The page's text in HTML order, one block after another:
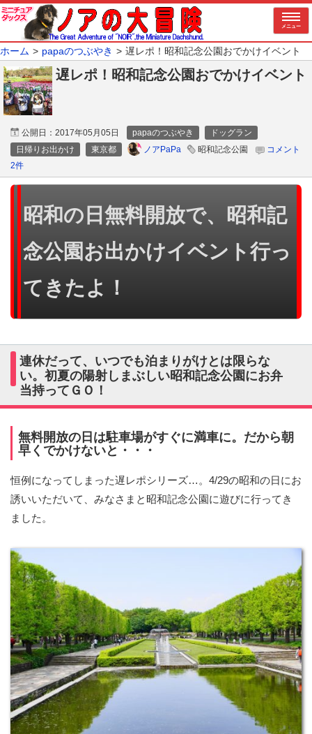
メニュー
ホーム papaのつぶやき 遅レポ！昭和記念公園おでかけイベント
遅レポ！昭和記念公園おでかけイベント
公開日： 2017年05月05日 papaのつぶやき
ドッグラン
日帰りお出かけ
東京都 ノアPaPa 昭和記念公園
コメント
2件
昭和の日無料開放で、昭和記
念公園お出かけイベント行っ
てきたよ！
連休だって、いつでも泊まりがけとは限らな
い。初夏の陽射しまぶしい昭和記念公園にお弁
当持ってＧＯ！
無料開放の日は駐車場がすぐに満車に。だから朝
早くでかけないと・・・
恒例になってしまった遅レポシリーズ…。4/29の昭和の日にお
誘いいただいて、みなさまと昭和記念公園に遊びに行ってき
ました。